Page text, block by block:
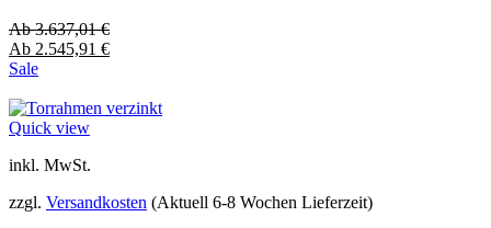
Ab3.637,01€
Ab 2.545,91 €
Sale
Quick view
inkl. MwSt.
zzgl. Versandkosten (Aktuell 6-8 Wochen Lieferzeit)